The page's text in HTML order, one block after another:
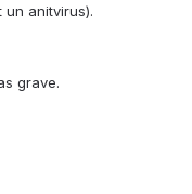
anitvirus).
grave.